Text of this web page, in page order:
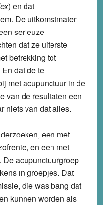
) en dat
De uitkomstmaten
serieuze
dat ze uiterste
betrekking tot
dat de te
met acupunctuur in de
van de resultaten een
niets van dat alles.
een met
en een met
De acupunctuurgroep
in groepjes. Dat
die was bang dat
kunnen worden als